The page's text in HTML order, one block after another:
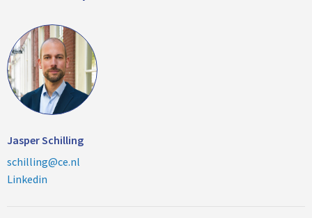
Jasper Schilling
schilling@ce.nl
Linkedin